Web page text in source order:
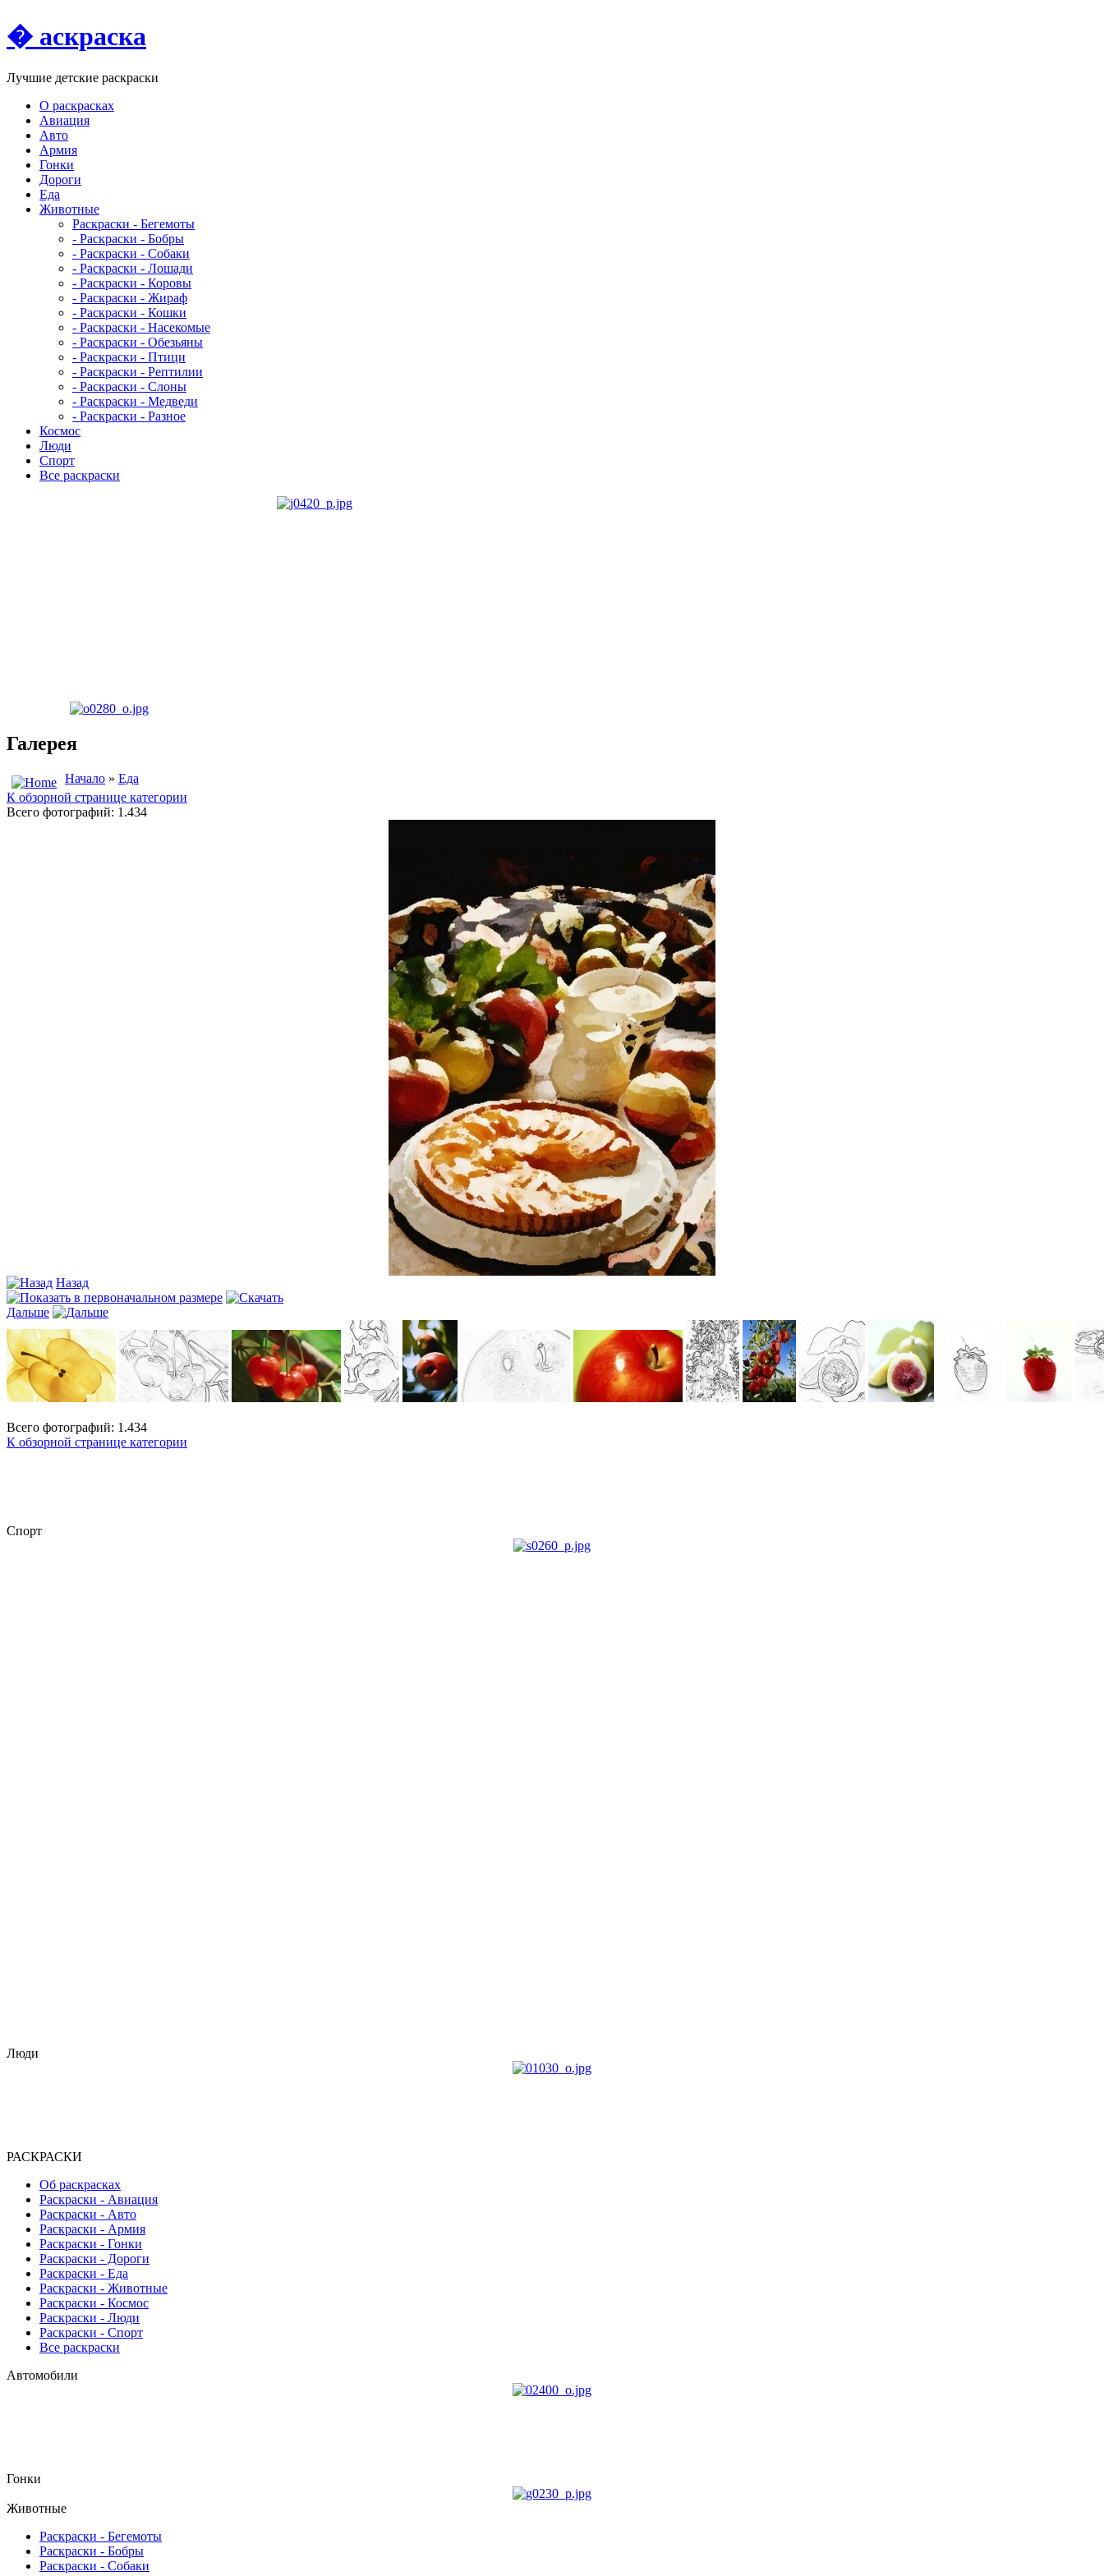
� аскраска
Лучшие детские раскраски
О раскрасках
Авиация
Авто
Армия
Гонки
Дороги
Еда
Животныe
Раскраски - Бегемоты
- Раскраски - Бобры
- Раскраски - Собаки
- Раскраски - Лошади
- Раскраски - Коровы
- Раскраски - Жираф
- Раскраски - Кошки
- Раскраски - Насекомые
- Раскраски - Обезьяны
- Раскраски - Птици
- Раскраски - Рептилии
- Раскраски - Слоны
- Раскраски - Медведи
- Раскраски - Разное
Космос
Люди
Спорт
Все раскраски
Галерея
Начало » Еда
К обзорной странице категории
Всего фотографий: 1.434
Назад
Дальше
Всего фотографий: 1.434
К обзорной странице категории
Спорт
Люди
РАСКРАСКИ
Об раскрасках
Раскраски - Авиация
Раскраски - Авто
Раскраски - Армия
Раскраски - Гонки
Раскраски - Дороги
Раскраски - Еда
Раскраски - Животныe
Раскраски - Космос
Раскраски - Люди
Раскраски - Спорт
Все раскраски
Автомобили
Гонки
Животные
Раскраски - Бегемоты
Раскраски - Бобры
Раскраски - Собаки